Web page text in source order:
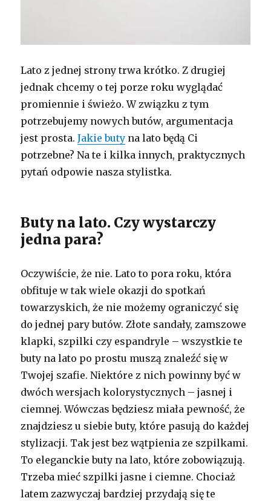
Lato z jednej strony trwa krótko. Z drugiej
jednak chcemy o tej porze roku wyglądać
promiennie i świeżo. W związku z tym
potrzebujemy nowych butów, argumentacja
jest prosta.Jakie buty na lato będą Ci
potrzebne? Na te i kilka innych, praktycznych
pytań odpowie nasza stylistka.
Buty na lato. Czy wystarczy
jedna para?
Oczywiście, że nie. Lato to pora roku, która
obfituje w tak wiele okazji do spotkań
towarzyskich, że nie możemy ograniczyć się
do jednej pary butów. Złote sandały, zamszowe
klapki, szpilki czy espandryle – wszystkie te
buty na lato po prostu muszą znaleźć się w
Twojej szafie. Niektóre z nich powinny być w
dwóch wersjach kolorystycznych – jasnej i
ciemnej. Wówczas będziesz miała pewność, że
znajdziesz u siebie buty, które pasują do każdej
stylizacji. Tak jest bez wątpienia ze szpilkami.
To eleganckie buty na lato, które zobowiązują.
Trzeba mieć szpilki jasne i ciemne. Chociaż
latem zazwyczaj bardziej przydają się te